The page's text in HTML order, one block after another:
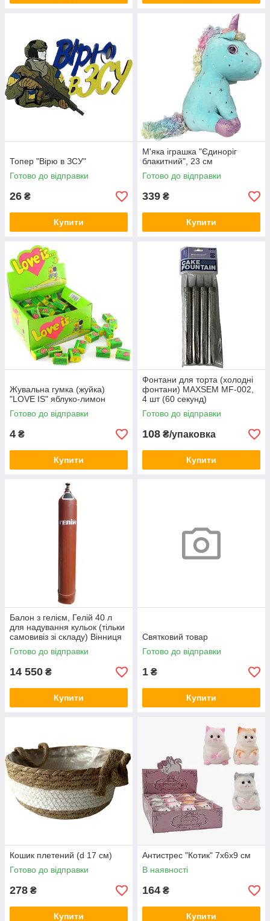
Топер "Вірю в ЗСУ"
Готово до відправки
26 ₴
Купити
М'яка іграшка "Єдиноріг
блакитний", 23 см
Готово до відправки
339 ₴
Купити
Жувальна гумка (жуйка)
"LOVE IS" яблуко-лимон
Готово до відправки
4 ₴
Купити
Фонтани для торта (холодні
фонтани) MAXSEM MF-002,
4 шт (60 секунд)
Готово до відправки
108 ₴/упаковка
Купити
Балон з гелієм, Гелій 40 л
для надування кульок (тільки
самовивіз зі складу) Вінниця
Готово до відправки
14 550 ₴
Купити
Святковий товар
Готово до відправки
1 ₴
Купити
Кошик плетений (d 17 см)
Готово до відправки
278 ₴
Купити
Антистрес "Котик" 7х6х9 см
В наявності
164 ₴
Купити